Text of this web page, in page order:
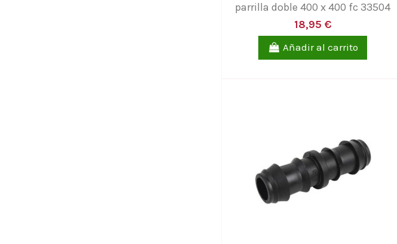
parrilla doble 400 x 400 fc 33504
18,95 €
Añadir al carrito